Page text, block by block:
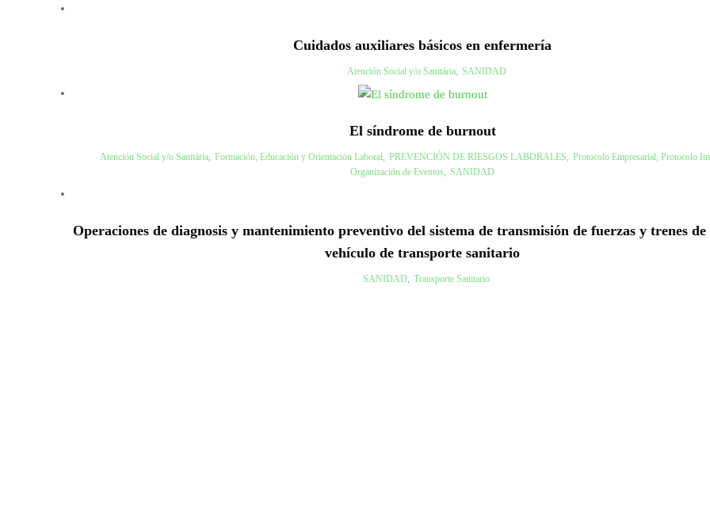
Cuidados auxiliares básicos en enfermería
Atención Social y/o Sanitária, SANIDAD
El síndrome de burnout
Atención Social y/o Sanitária Formación, Educación y Orientación Laboral PREVENCIÓN DE RIESGOS LABORALES
Protocolo Empresarial, Protocolo
Organización de Eventos SANIDAD
Operaciones de diagnosis y mantenimiento preventivo del sistema de transmisión de fuerzas y trenes
vehículo de transporte sanitario
SANIDAD, Transporte Sanitario